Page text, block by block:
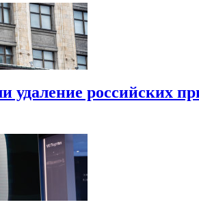
удаление российских